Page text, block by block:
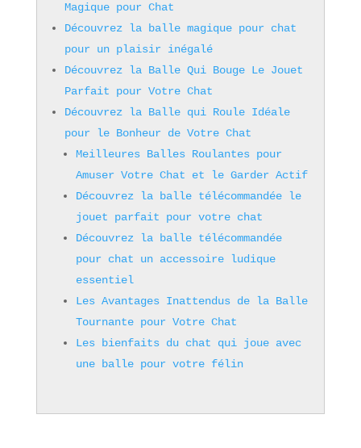
Magique pour Chat
Découvrez la balle magique pour chat
pour un plaisir inégalé
Découvrez la Balle Qui Bouge Le Jouet
Parfait pour Votre Chat
Découvrez la Balle qui Roule Idéale
pour le Bonheur de Votre Chat
Meilleures Balles Roulantes pour
Amuser Votre Chat et le Garder Actif
Découvrez la balle télécommandée le
jouet parfait pour votre chat
Découvrez la balle télécommandée
pour chat un accessoire ludique
essentiel
Les Avantages Inattendus de la Balle
Tournante pour Votre Chat
Les bienfaits du chat qui joue avec
une balle pour votre félin